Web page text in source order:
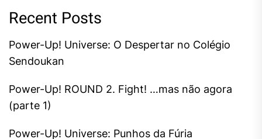
Recent Posts
Power-Up! Universe: O Despertar no Colégio
Sendoukan
Power-Up! ROUND 2. Fight! …mas não agora
(parte 1)
Power-Up! Universe: Punhos da Fúria